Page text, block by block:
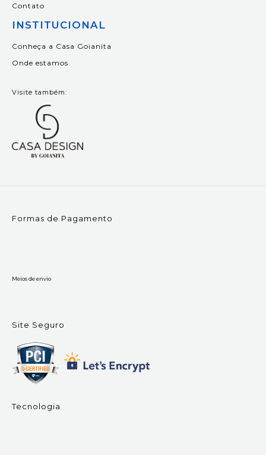
Contato
INSTITUCIONAL
Conheça a Casa Goianita
Onde estamos
Visite também:
Formas de Pagamento
Meios de envio
Site Seguro
Tecnologia